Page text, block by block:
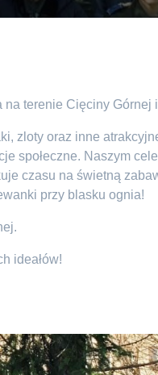
terenie Cięciny Górnej
zloty oraz inne
społeczne. Naszym
czasu na świetną
przy blasku ognia!
ideałów!